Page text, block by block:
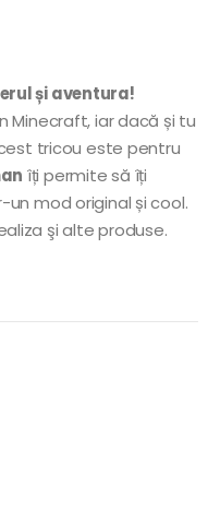
și aventura!
Minecraft, iar dacă și tu
tricou este pentru
îți permite să îți
mod original și cool.
şi alte produse.